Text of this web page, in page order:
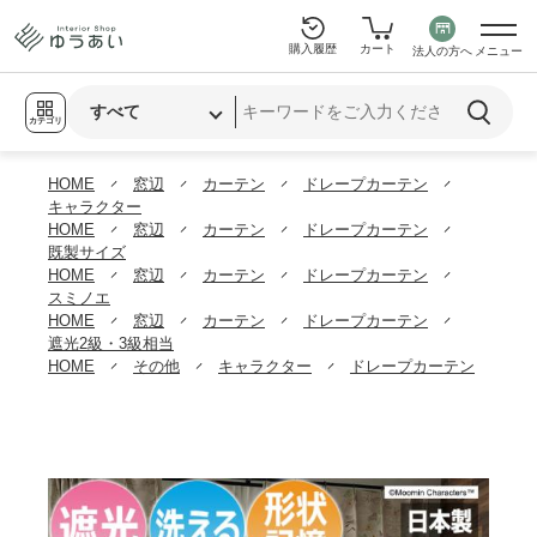
カテゴリ
購入履歴 カート 法人の方へ メニュー
HOME 窓辺 カーテン
ドレープカーテン
キャラクター
HOME
窓辺 カーテン
ドレープカーテン
既製サイズ
HOME
窓辺 カーテン
ドレープカーテン
スミノエ
HOME
窓辺 カーテン
ドレープカーテン
遮光2級・3級相当
HOME
その他 キャラクター ドレープカーテン